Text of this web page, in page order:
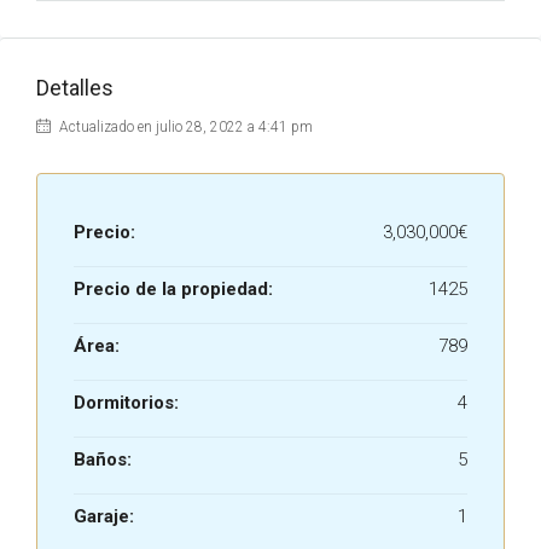
Detalles
Actualizado en julio 28, 2022 a 4:41 pm
Precio: 3,030,000€
Precio de la propiedad: 1425
Área: 789
Dormitorios: 4
Baños: 5
Garaje: 1